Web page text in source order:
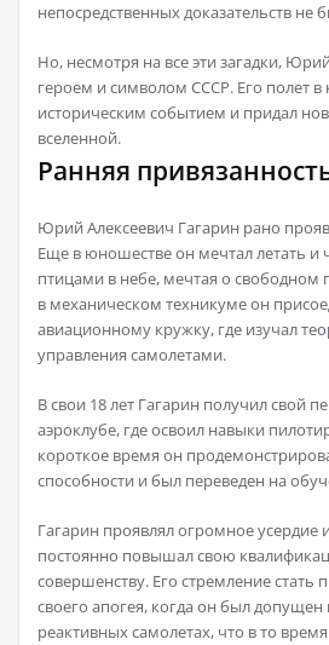
непосредственных доказательств не
Но, несмотря на все эти загадки,
героем и символом СССР. Его полет в
историческим событием и придал
вселенной.
Ранняя
Юрий Алексеевич Гагарин рано
Еще в юношестве он мечтал летать и
птицами в небе, мечтая о свободном
в механическом техникуме он
авиационному кружку, где изучал
управления самолетами.
В свои 18 лет Гагарин получил свой
аэроклубе, где освоил навыки
короткое время он
способности и был переведен на
Гагарин проявлял огромное усердие
постоянно повышал свою
совершенству. Его стремление стать
своего апогея, когда он был
реактивных самолетах, что в то